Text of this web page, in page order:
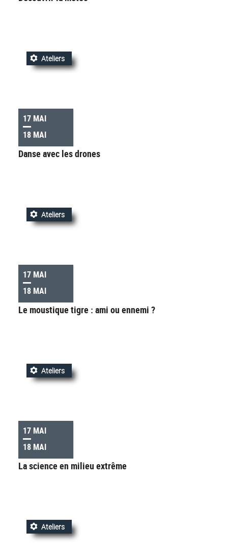
17 MAI
18 MAI
Ateliers
Danse avec les drones
17 MAI
18 MAI
Ateliers
Le moustique tigre : ami ou ennemi ?
17 MAI
18 MAI
Ateliers
La science en milieu extrême
Ateliers